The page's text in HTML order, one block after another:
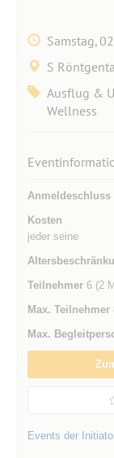
Samstag,
S
Ausflug &
Wellness
Anmeldeschluss
Kosten
jeder seine
Teilnehmer6 (2
Max. Teilnehmer
Max.
Events der